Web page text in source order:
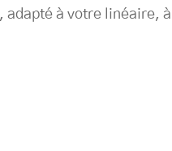
, adapté à votre linéaire,